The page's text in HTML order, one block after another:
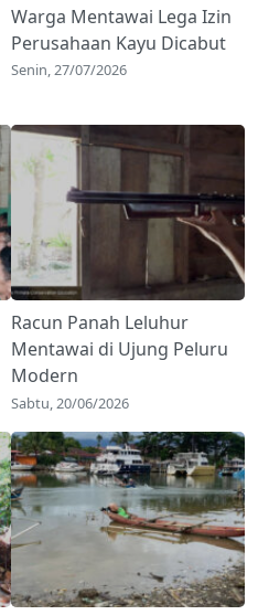
Warga Mentawai Lega Izin
Perusahaan Kayu Dicabut
Senin, 27/07/2026
Racun Panah Leluhur
Mentawai di Ujung Peluru
Modern
Sabtu, 20/06/2026